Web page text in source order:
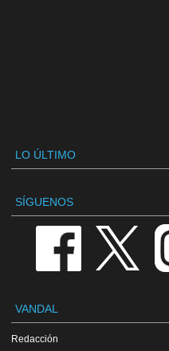
LO ÚLTIMO
SÍGUENOS
VANDAL
Redacción